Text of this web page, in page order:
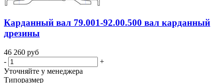
Карданный вал 79.001-92.00.500 вал карданный
дрезины
46 260 руб
-
+
Уточняйте у менеджера
Типоразмер